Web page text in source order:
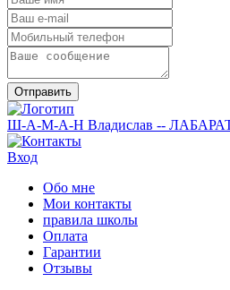
Отправить
Ш-А-М-А-Н Владислав --
Вход
Обо мне
Мои контакты
правила школы
Оплата
Гарантии
Отзывы